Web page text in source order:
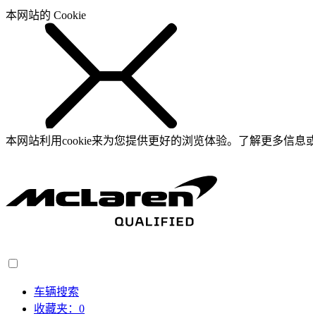
本网站的 Cookie
本网站利用cookie来为您提供更好的浏览体验。了解更多信息
车辆搜索
收藏夹： 0